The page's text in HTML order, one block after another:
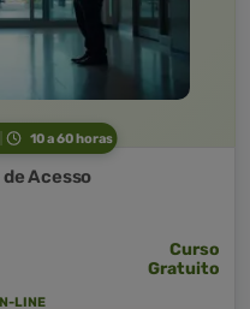
10 a 60 horas
Acesso
Curso
Gratuito
LINE